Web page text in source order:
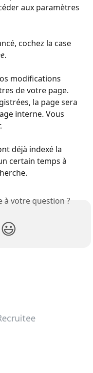
aux paramètres
cochez la case
.
modifications
de votre page.
la page sera
interne. Vous
déjà indexé la
certain temps à
à votre question ?
😃